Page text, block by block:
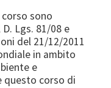
sono
Lgs. 81/08 e
del 21/12/2011
in ambito
e
questo corso di